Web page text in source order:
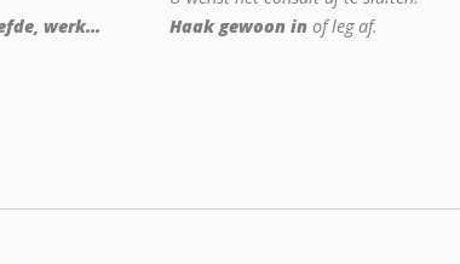
werk...
Haak gewoon in of leg af.